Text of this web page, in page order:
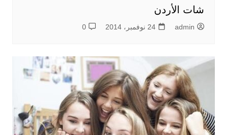
شات الأردن
admin 24 نوفمبر، 2014 0